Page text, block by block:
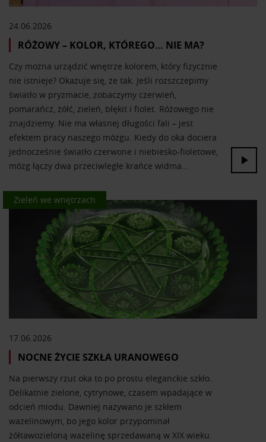
korzystasz z naszej witryny, udostępniamy partnerom
otrzymanymi od Ciebie lub uzyskanymi podczas
korzystania z ich usług.
24.06.2026
RÓŻOWY – KOLOR, KTÓREGO… NIE MA?
Czy można urządzić wnętrze kolorem, który fizycznie
nie istnieje? Okazuje się, że tak. Jeśli rozszczepimy
światło w pryzmacie, zobaczymy czerwień,
pomarańcz, żółć, zieleń, błękit i fiolet. Różowego nie
znajdziemy. Nie ma własnej długości fali – jest
efektem pracy naszego mózgu. Kiedy do oka dociera
jednocześnie światło czerwone i niebiesko-fioletowe,
mózg łączy dwa przeciwległe krańce widma…
Kolor we wnętrzach
Zieleń we wnętrzach
17.06.2026
NOCNE ŻYCIE SZKŁA URANOWEGO
Na pierwszy rzut oka to po prostu eleganckie szkło.
Delikatnie zielone, cytrynowe, czasem wpadające w
odcień miodu. Dawniej nazywano je szkłem
wazelinowym, bo jego kolor przypominał
żółtawozieloną wazelinę sprzedawaną w XIX wieku.